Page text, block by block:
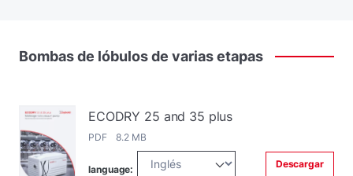
Bombasde lóbulosde variasetapas
ECODRY 25 and 35 plus
PDF 8.2 MB
language: Descargar